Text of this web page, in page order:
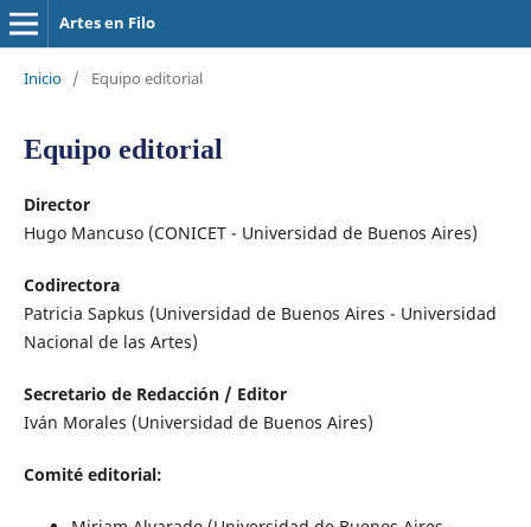
Artes en Filo
Inicio / Equipo editorial
Equipo editorial
Director
Hugo Mancuso (CONICET - Universidad de Buenos Aires)
Codirectora
Patricia Sapkus (Universidad de Buenos Aires - Universidad
Nacional de las Artes)
Secretario de Redacción / Editor
Iván Morales (Universidad de Buenos Aires)
Comité editorial: